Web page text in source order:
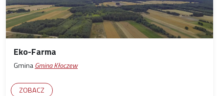
Eko-Farma
GminaGmina Kłoczew
ZOBACZ